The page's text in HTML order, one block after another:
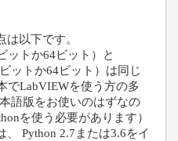
は以下です。
ットか64ビット）と
ットか64ビット）は同じ
でLabVIEWを使う方の多
語版をお使いのはずなの
を使う必要があります）
、 Python 2.7または3.6をイ